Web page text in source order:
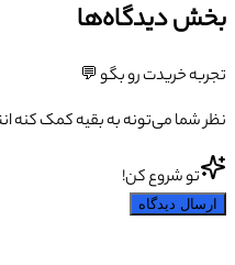
بخش دیدگاه‌ها
تجربه خریدت رو بگو 💬
نظر شما می‌تونه به بقیه کمک کنه
تو شروع کن!
ارسال دیدگاه